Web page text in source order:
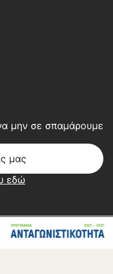
μην σε σπαμάρουμε
μας
εδώ
| Created by